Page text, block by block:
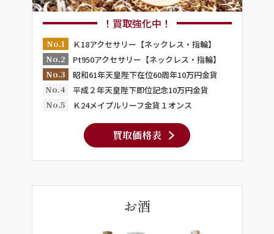
！買取強化中！
No.1
Ｋ18アクセサリー【ネックレス・指輪】
No.2
Pt950アクセサリー【ネックレス・指輪】
No.3
昭和61年天皇陛下在位60周年10万円金貨
No.4
平成２年天皇陛下即位記念10万円金貨
No.5
Ｋ24メイプルリーフ金貨１オンス
買取価格表
お酒